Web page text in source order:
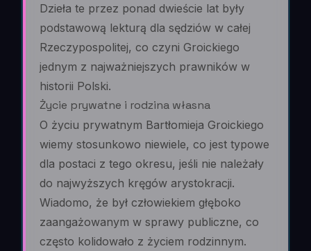
Dzieła te przez ponad dwieście lat były
podstawową lekturą dla sędziów w całej
Rzeczypospolitej, co czyni Groickiego
jednym z najważniejszych prawników w
historii Polski.
Życie prywatne i rodzina własna
O życiu prywatnym Bartłomieja Groickiego
wiemy stosunkowo niewiele, co jest typowe
dla postaci z tego okresu, jeśli nie należały
do najwyższych kręgów arystokracji.
Wiadomo, że był człowiekiem głęboko
zaangażowanym w sprawy publiczne, co
często kolidowało z życiem rodzinnym.